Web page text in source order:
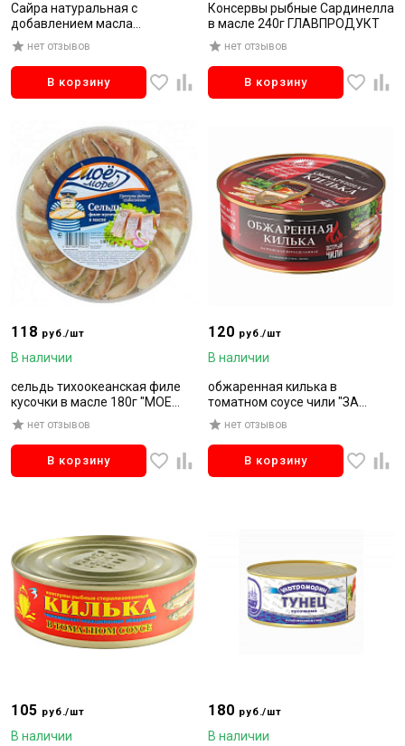
Сайра натуральная с
добавлением масла
"Балтийский невод" 155г
нет отзывов
В корзину
Консервы рыбные Сардинелла
в масле 240г ГЛАВПРОДУКТ
нет отзывов
В корзину
118 руб./шт
В наличии
сельдь тихоокеанская филе
кусочки в масле 180г "МОЕ
МОРЕ"
нет отзывов
В корзину
120 руб./шт
В наличии
обжаренная килька в
томатном соусе чили "ЗА
РОДИНУ"240г
нет отзывов
В корзину
105 руб./шт
В наличии
180 руб./шт
В наличии